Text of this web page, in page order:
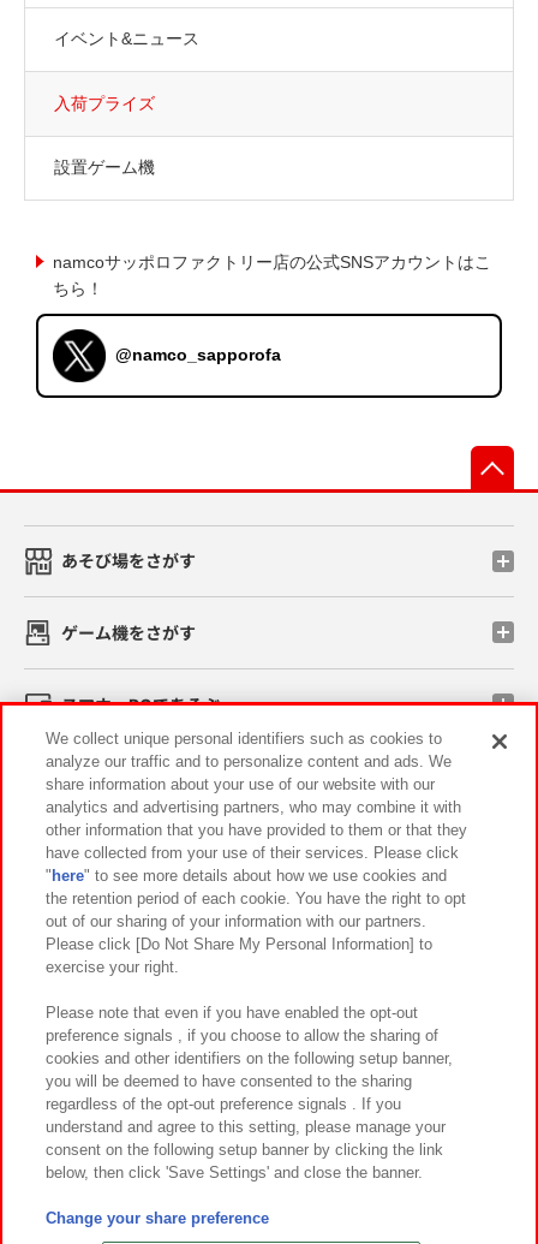
イベント&ニュース
入荷プライズ
設置ゲーム機
namcoサッポロファクトリー店の公式SNSアカウントはこ
ちら！
@namco_sapporofa
あそび場をさがす
ゲーム機をさがす
スマホ・PCであそぶ
イベント・キャンペーン
関連会社 サステナビリティ サイトポリシー
プライバシーポリシー ウェブアクセシビリティ方針と検証結果
お取引先さまとともに
カスタマーハラスメント対応方針 よくあるご質問・お問い合わせ
©Bandai Namco Amusement Inc.
©Bandai Namco Amusement Lab Inc.
We collect unique personal identifiers such as cookies to
analyze our traffic and to personalize content and ads. We
share information about your use of our website with our
analytics and advertising partners, who may combine it with
other information that you have provided to them or that they
have collected from your use of their services. Please click
" here" to see more details about how we use cookies and
the retention period of each cookie. You have the right to opt
out of our sharing of your information with our partners.
Please click [Do Not Share My Personal Information] to
exercise your right.
Please note that even if you have enabled the opt-out
preference signals , if you choose to allow the sharing of
cookies and other identifiers on the following setup banner,
you will be deemed to have consented to the sharing
regardless of the opt-out preference signals . If you
understand and agree to this setting, please manage your
consent on the following setup banner by clicking the link
below, then click 'Save Settings' and close the banner.
Change your share preference